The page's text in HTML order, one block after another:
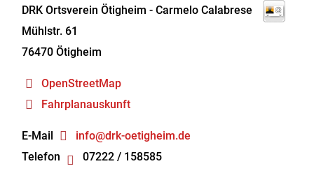
DRK Ortsverein Ötigheim - Carmelo Calabrese
Mühlstr. 61
76470 Ötigheim
OpenStreetMap
Fahrplanauskunft
E-Mail
info@drk-oetigheim.de
Telefon
07222 / 158585